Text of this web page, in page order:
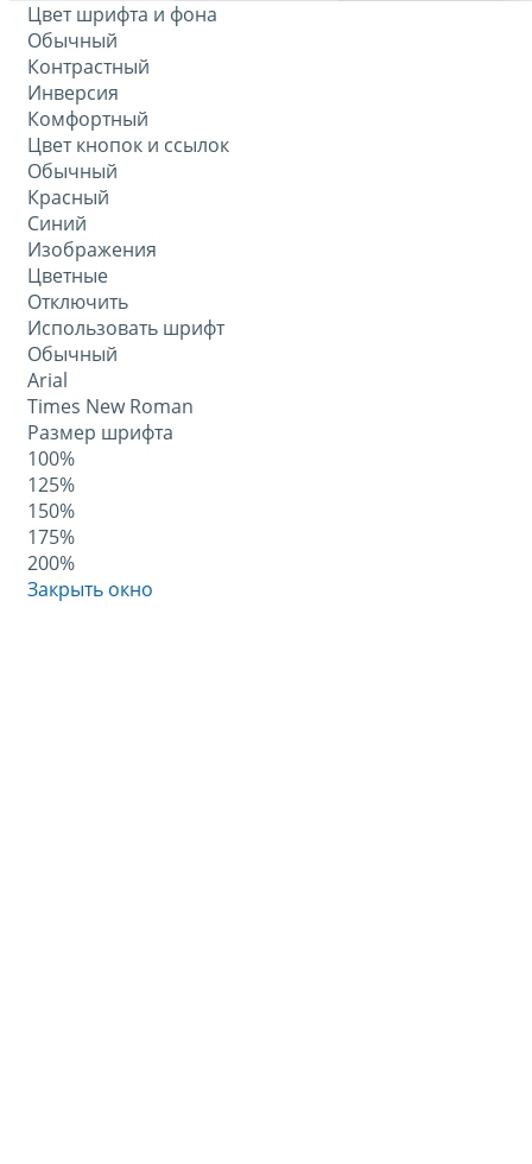
Цвет шрифта и фона
Обычный
Контрастный
Инверсия
Комфортный
Цвет кнопок и ссылок
Обычный
Красный
Синий
Изображения
Цветные
Отключить
Использовать шрифт
Обычный
Arial
Times New Roman
Размер шрифта
100%
125%
150%
175%
200%
Закрыть окно